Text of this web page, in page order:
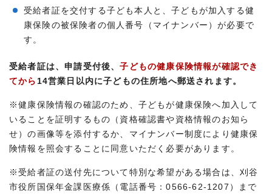
受給者証を交付する子ども本人と、子どもが加入する健
康保険の被保険者の個人番号（マイナンバー）が必要で
す。
受給者証は、申請受付後、子どもの健康保険情報が確認でき
てから 14営業日以内に子どもの住所地へ郵送されます。
※健康保険情報の確認のため、子どもが健康保険へ加入して
いることを証明するもの（資格確認書や資格情報のお知ら
せ）の画像等を添付するか、マイナンバー制度により健康保
険情報を照会することに同意いただく必要があります。
※受給者証の送付先について特別な希望がある場合は、刈谷
市役所国保年金課医療係（電話番号：0566-62-1207）まで